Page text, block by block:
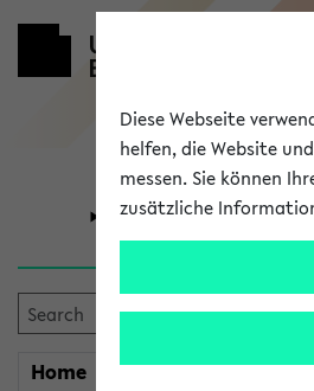
University
Home myeKVV
Diese Webseite
helfen, die Website
messen. Sie können
zusätzliche